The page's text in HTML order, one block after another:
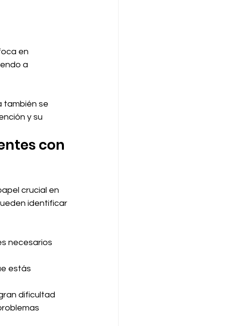
en
a
también se
y su
con
crucial en
identificar
necesarios
estás
dificultad